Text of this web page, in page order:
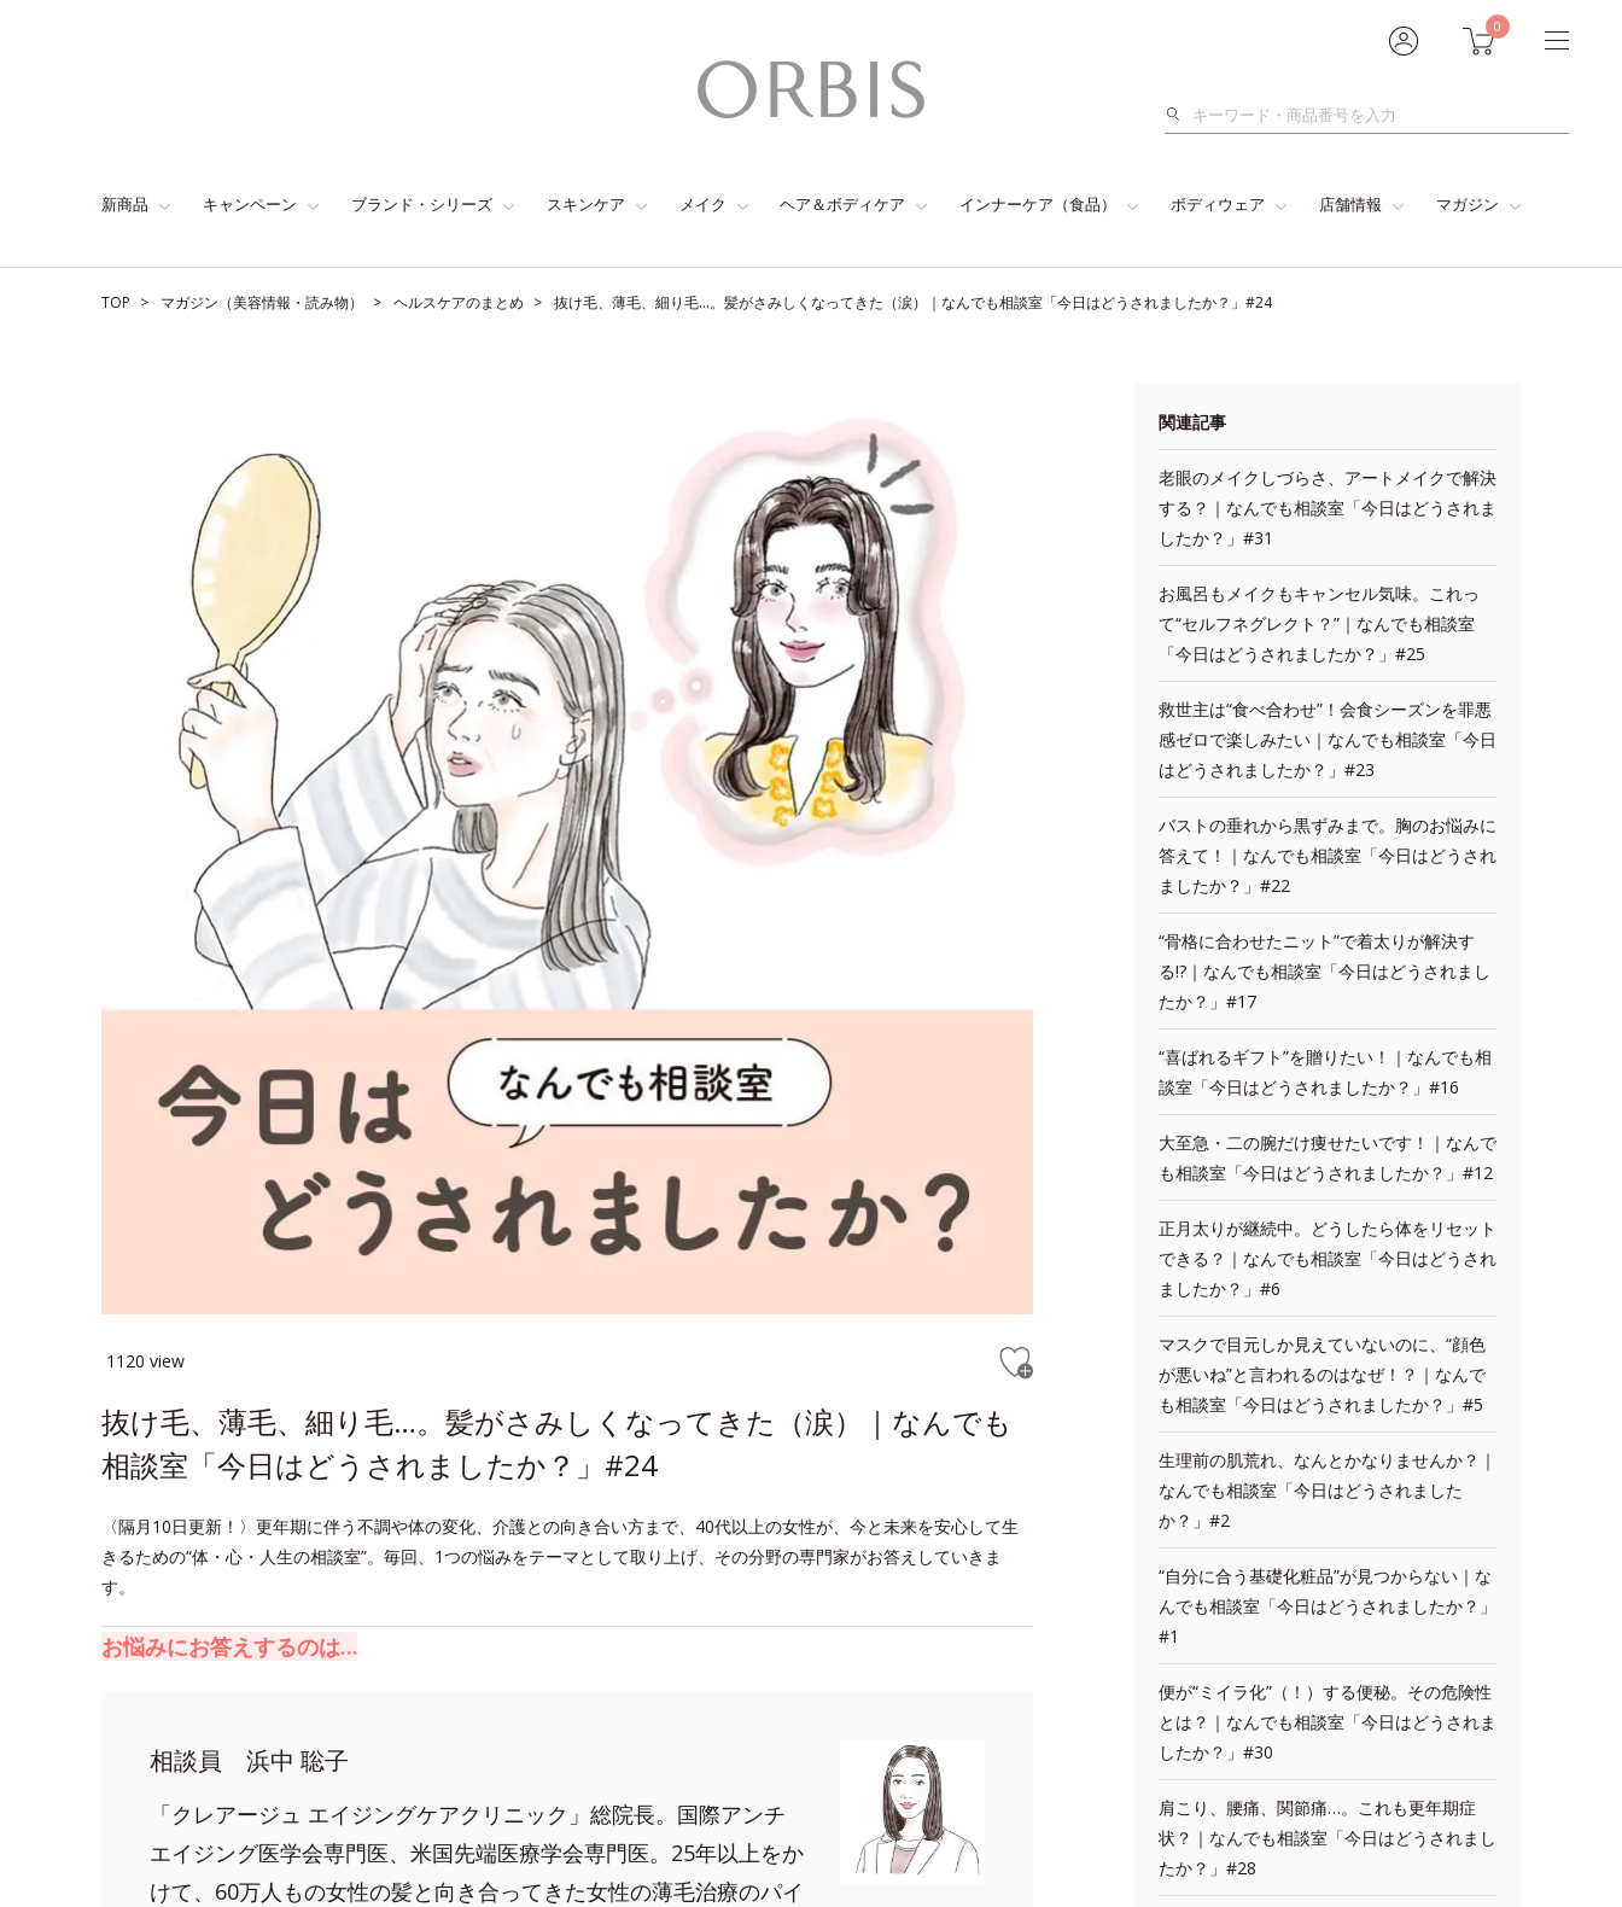
0
検
新商品 キャンペーン ブランド・シリーズ スキンケア メイク ヘア＆ボディケア インナーケア（食品） ボディウェア 店舗情報 マガジン
TOP マガジン（美容情報・読み物） ヘルスケアのまとめ 抜け毛、薄毛、細り毛…。髪がさみしくなってきた（涙）｜なんでも相談室「今日はどうされましたか？」#24
1120 view
抜け毛、薄毛、細り毛…。髪がさみしくなってきた（涙）｜なんでも
相談室「今日はどうされましたか？」#24
〈隔月10日更新！〉更年期に伴う不調や体の変化、介護との向き合い方まで、40代以上の女性が、今と未来を安心して生
きるための“体・心・人生の相談室”。毎回、1つの悩みをテーマとして取り上げ、その分野の専門家がお答えしていきま
す。
お悩みにお答えするのは…
相談員 浜中 聡子
「クレアージュ エイジングケアクリニック」総院長。国際アンチ
エイジング医学会専門医、米国先端医療学会専門医。25年以上をか
けて、60万人もの女性の髪と向き合ってきた女性の薄毛治療のパイ
関連記事
老眼のメイクしづらさ、アートメイクで解決
する？｜なんでも相談室「今日はどうされま
したか？」#31
お風呂もメイクもキャンセル気味。これっ
て“セルフネグレクト？”｜なんでも相談室
「今日はどうされましたか？」#25
救世主は“食べ合わせ”！会食シーズンを罪悪
感ゼロで楽しみたい｜なんでも相談室「今日
はどうされましたか？」#23
バストの垂れから黒ずみまで。胸のお悩みに
答えて！｜なんでも相談室「今日はどうされ
ましたか？」#22
“骨格に合わせたニット”で着太りが解決す
る!?｜なんでも相談室「今日はどうされまし
たか？」#17
“喜ばれるギフト”を贈りたい！｜なんでも相
談室「今日はどうされましたか？」#16
大至急・二の腕だけ痩せたいです！｜なんで
も相談室「今日はどうされましたか？」#12
正月太りが継続中。どうしたら体をリセット
できる？｜なんでも相談室「今日はどうされ
ましたか？」#6
マスクで目元しか見えていないのに、“顔色
が悪いね”と言われるのはなぜ！？｜なんで
も相談室「今日はどうされましたか？」#5
生理前の肌荒れ、なんとかなりませんか？｜
なんでも相談室「今日はどうされました
か？」#2
“自分に合う基礎化粧品”が見つからない｜な
んでも相談室「今日はどうされましたか？」
#1
便が“ミイラ化”（！）する便秘。その危険性
とは？｜なんでも相談室「今日はどうされま
したか？」#30
肩こり、腰痛、関節痛…。これも更年期症
状？｜なんでも相談室「今日はどうされまし
たか？」#28